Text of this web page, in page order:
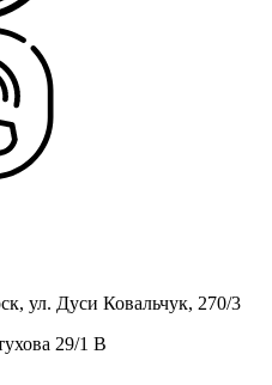
ул. Дуси Ковальчук, 270/3
29/1 В